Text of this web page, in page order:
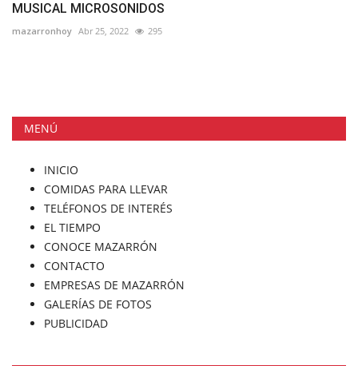
MUSICAL MICROSONIDOS
mazarronhoy Abr 25, 2022 295
MENÚ
INICIO
COMIDAS PARA LLEVAR
TELÉFONOS DE INTERÉS
EL TIEMPO
CONOCE MAZARRÓN
CONTACTO
EMPRESAS DE MAZARRÓN
GALERÍAS DE FOTOS
PUBLICIDAD